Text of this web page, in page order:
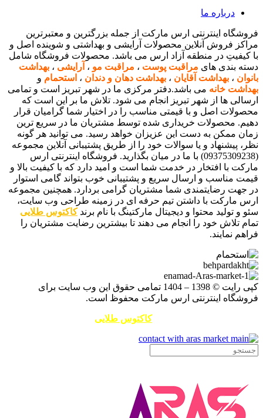
درباره ما
فروشگاه اینترنتی ارس مارکت از جمله بزرگترین و معتبرترین
مراکز فروش آنلاین محصولات آرایشی و بهداشتی و شوینده اصل و
با کیفیتِ در منطقه آزاد ارس می باشد. محصولات فروشگاه شامل
دسته بندی های مراقبت پوست ، مراقبت مو ، آرایشی ، بهداشت
بانوان ، بهداشت آقایان ، بهداشت دهان و دندان ، استحمام و
بهداشت خانه می باشد.دفتر مرکزی ما در شهر تبریز است و تمامی
ارسالی ها از شهر تبریز انجام می شود. تلاش ما بر این است که
محصولات اصل و با قیمتی مناسب را در اختیار شما گرامیان قرار
دهیم. محصولات خریداری شده توسط مشتریان ما در سریع ترین
زمان ممکن به دست این عزیزان خواهد رسید. می توانید هر گونه
نظر، پیشنهاد و یا سوالات خود را از طریق پشتیبانی آنلاین مجموعه
(09375309238) با ما در میان بگذارید. فروشگاه اینترنتی ارس
مارکت با افتخار در خدمت شما است و امید دارد که با کیفیت بالا و
قیمت مناسب و ارسال سریع و پشتیبانی خوب بتواند گامی استوار
در جهت رضایتمندی شما مشتریان گرامی بردارد. همچنین مجموعه
ارس مارکت با داشتن تیم حرفه ای در زمینه طراحی وب سایت،
سئو و تولید محتوا و دیجیتال مارکتینگ با نام برندکاکتوس طلایی
تمام تلاش خود را انجام می دهند تا بیشترین رضایت مشتریان را
فراهم نمایند.
کپی رایت © 1398 – 1404 تمامی حقوق این وب سایت برای
فروشگاه اینترنتی ارس مارکت محفوظ است.
کاکتوس طلایی